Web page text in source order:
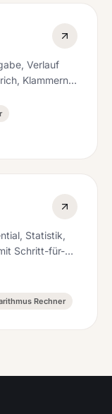
Verlauf
Klammern
Statistik,
Schritt-für-
Rechner